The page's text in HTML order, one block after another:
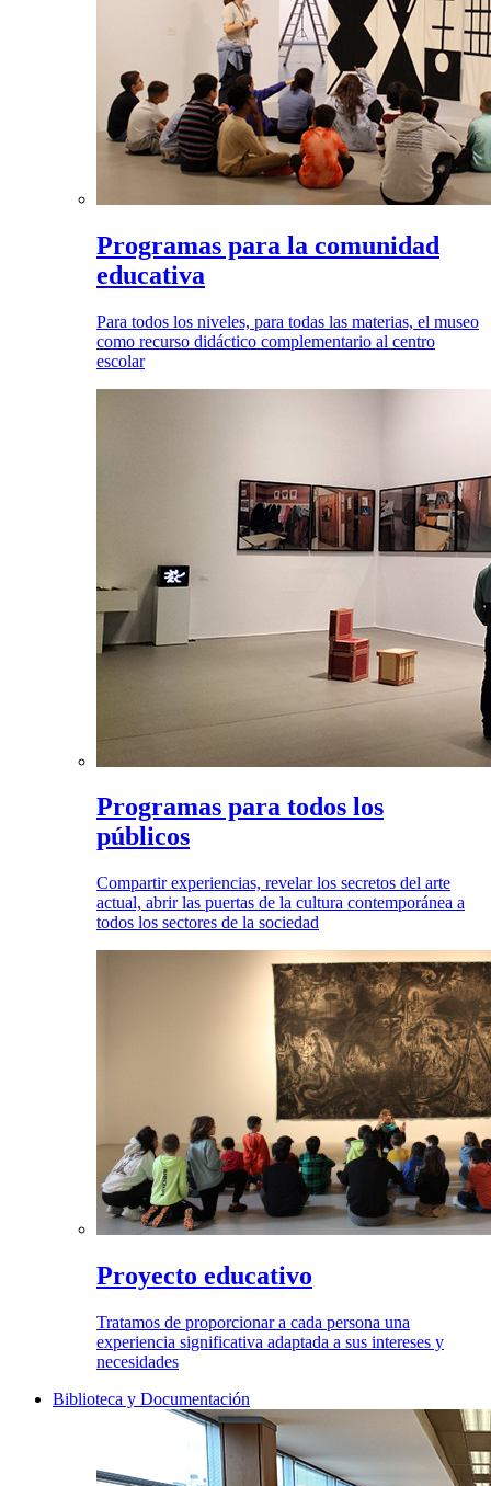
Programas para la comunidad
educativa
Para todos los niveles, para todas las materias, el museo
como recurso didáctico complementario al centro
escolar
Programas para todos los
públicos
Compartir experiencias, revelar los secretos del arte
actual, abrir las puertas de la cultura contemporánea a
todos los sectores de la sociedad
Proyecto educativo
Tratamos de proporcionar a cada persona una
experiencia significativa adaptada a sus intereses y
necesidades
Biblioteca y Documentación